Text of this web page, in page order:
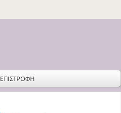
ΕΠΙΣΤΡΟΦΗ